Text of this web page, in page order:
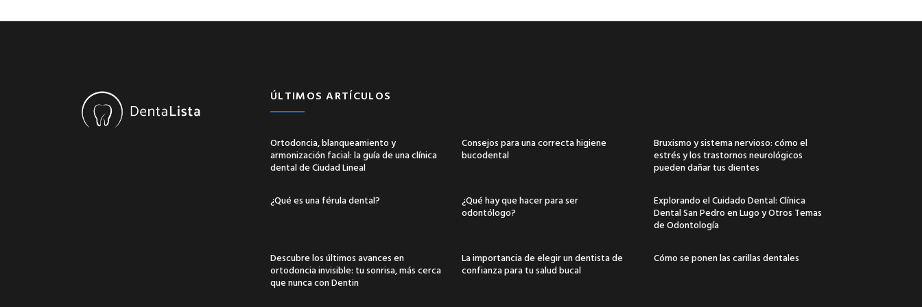
ÚLTIMOS ARTÍCULOS
Ortodoncia, blanqueamiento y
armonización facial: la guía de una clínica
dental de Ciudad Lineal
Consejos para una correcta higiene
bucodental
Bruxismo y sistema nervioso: cómo el
estrés y los trastornos neurológicos
pueden dañar tus dientes
¿Qué es una férula dental?
¿Qué hay que hacer para ser
odontólogo?
Explorando el Cuidado Dental: Clínica
Dental San Pedro en Lugo y Otros Temas
de Odontología
Descubre los últimos avances en
ortodoncia invisible: tu sonrisa, más cerca
que nunca con Dentin
La importancia de elegir un dentista de
confianza para tu salud bucal
Cómo se ponen las carillas dentales